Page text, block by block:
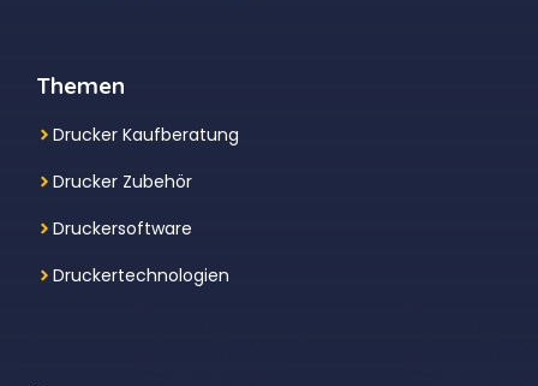
Themen
Drucker Kaufberatung
Drucker Zubehör
Druckersoftware
Druckertechnologien